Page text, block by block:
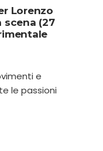
Lorenzo
scena (27
e
le passioni